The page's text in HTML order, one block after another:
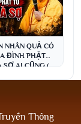
NHÂN QUẢ CÓ
ĐÌNH PHẬT
SỢ AI CŨNG (
Thông